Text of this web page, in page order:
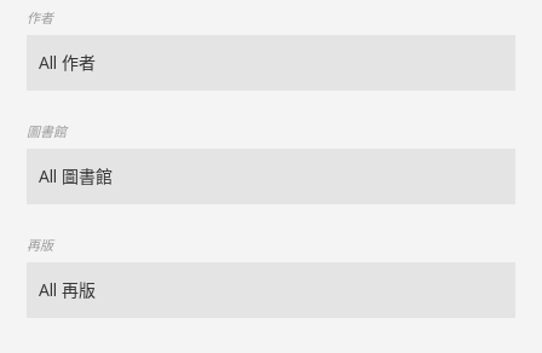
作者
圖書館
再版